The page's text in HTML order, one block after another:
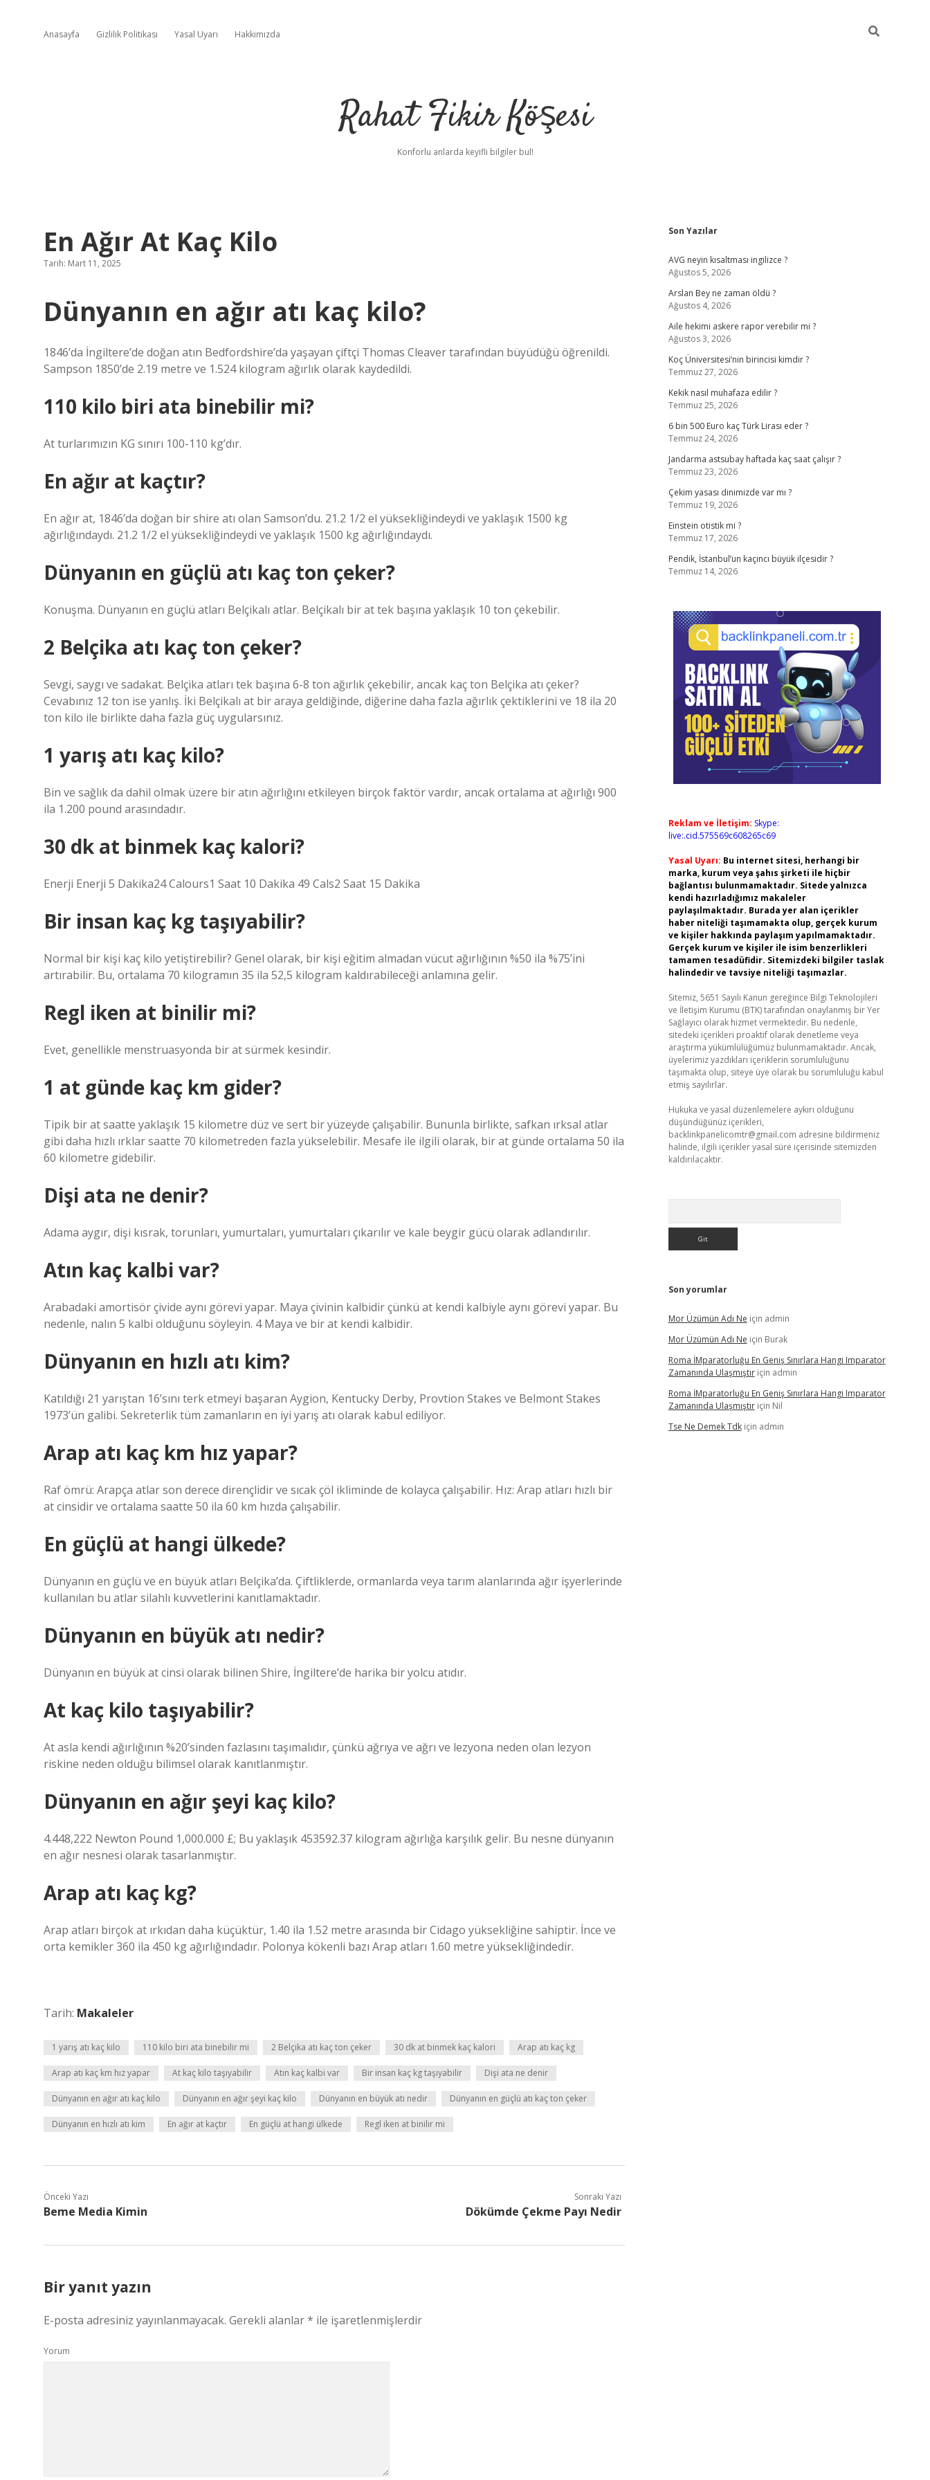
Anasayfa Gizlilik Politikası Yasal Uyarı Hakkımızda
Rahat Fikir Köşesi
Konforlu anlarda keyifli bilgiler bul!
En Ağır At Kaç Kilo
Tarih: Mart 11, 2025
Dünyanın en ağır atı kaç kilo?
1846’da İngiltere’de doğan atın Bedfordshire’da yaşayan çiftçi Thomas Cleaver tarafından büyüdüğü öğrenildi.
Sampson 1850’de 2.19 metre ve 1.524 kilogram ağırlık olarak kaydedildi.
110 kilo biri ata binebilir mi?
At turlarımızın KG sınırı 100-110 kg’dır.
En ağır at kaçtır?
En ağır at, 1846’da doğan bir shire atı olan Samson’du. 21.2 1/2 el yüksekliğindeydi ve yaklaşık 1500 kg
ağırlığındaydı. 21.2 1/2 el yüksekliğindeydi ve yaklaşık 1500 kg ağırlığındaydı.
Dünyanın en güçlü atı kaç ton çeker?
Konuşma. Dünyanın en güçlü atları Belçikalı atlar. Belçikalı bir at tek başına yaklaşık 10 ton çekebilir.
2 Belçika atı kaç ton çeker?
Sevgi, saygı ve sadakat. Belçika atları tek başına 6-8 ton ağırlık çekebilir, ancak kaç ton Belçika atı çeker?
Cevabınız 12 ton ise yanlış. İki Belçikalı at bir araya geldiğinde, diğerine daha fazla ağırlık çektiklerini ve 18 ila 20
ton kilo ile birlikte daha fazla güç uygularsınız.
1 yarış atı kaç kilo?
Bin ve sağlık da dahil olmak üzere bir atın ağırlığını etkileyen birçok faktör vardır, ancak ortalama at ağırlığı 900
ila 1.200 pound arasındadır.
30 dk at binmek kaç kalori?
Enerji Enerji 5 Dakika24 Calours1 Saat 10 Dakika 49 Cals2 Saat 15 Dakika
Bir insan kaç kg taşıyabilir?
Normal bir kişi kaç kilo yetiştirebilir? Genel olarak, bir kişi eğitim almadan vücut ağırlığının %50 ila %75’ini
artırabilir. Bu, ortalama 70 kilogramın 35 ila 52,5 kilogram kaldırabileceği anlamına gelir.
Regl iken at binilir mi?
Evet, genellikle menstruasyonda bir at sürmek kesindir.
1 at günde kaç km gider?
Tipik bir at saatte yaklaşık 15 kilometre düz ve sert bir yüzeyde çalışabilir. Bununla birlikte, safkan ırksal atlar
gibi daha hızlı ırklar saatte 70 kilometreden fazla yükselebilir. Mesafe ile ilgili olarak, bir at günde ortalama 50 ila
60 kilometre gidebilir.
Dişi ata ne denir?
Adama aygır, dişi kısrak, torunları, yumurtaları, yumurtaları çıkarılır ve kale beygir gücü olarak adlandırılır.
Atın kaç kalbi var?
Arabadaki amortisör çivide aynı görevi yapar. Maya çivinin kalbidir çünkü at kendi kalbiyle aynı görevi yapar. Bu
nedenle, nalın 5 kalbi olduğunu söyleyin. 4 Maya ve bir at kendi kalbidir.
Dünyanın en hızlı atı kim?
Katıldığı 21 yarıştan 16’sını terk etmeyi başaran Aygion, Kentucky Derby, Provtion Stakes ve Belmont Stakes
1973’ün galibi. Sekreterlik tüm zamanların en iyi yarış atı olarak kabul ediliyor.
Arap atı kaç km hız yapar?
Raf ömrü: Arapça atlar son derece dirençlidir ve sıcak çöl ikliminde de kolayca çalışabilir. Hız: Arap atları hızlı bir
at cinsidir ve ortalama saatte 50 ila 60 km hızda çalışabilir.
En güçlü at hangi ülkede?
Dünyanın en güçlü ve en büyük atları Belçika’da. Çiftliklerde, ormanlarda veya tarım alanlarında ağır işyerlerinde
kullanılan bu atlar silahlı kuvvetlerini kanıtlamaktadır.
Dünyanın en büyük atı nedir?
Dünyanın en büyük at cinsi olarak bilinen Shire, İngiltere’de harika bir yolcu atıdır.
At kaç kilo taşıyabilir?
At asla kendi ağırlığının %20’sinden fazlasını taşımalıdır, çünkü ağrıya ve ağrı ve lezyona neden olan lezyon
riskine neden olduğu bilimsel olarak kanıtlanmıştır.
Dünyanın en ağır şeyi kaç kilo?
4.448,222 Newton Pound 1,000.000 £; Bu yaklaşık 453592.37 kilogram ağırlığa karşılık gelir. Bu nesne dünyanın
en ağır nesnesi olarak tasarlanmıştır.
Arap atı kaç kg?
Arap atları birçok at ırkıdan daha küçüktür, 1.40 ila 1.52 metre arasında bir Cidago yüksekliğine sahiptir. İnce ve
orta kemikler 360 ila 450 kg ağırlığındadır. Polonya kökenli bazı Arap atları 1.60 metre yüksekliğindedir.
Tarih: Makaleler
1 yarış atı kaç kilo 110 kilo biri ata binebilir mi 2 Belçika atı kaç ton çeker 30 dk at binmek kaç kalori Arap atı kaç kg
Arap atı kaç km hız yapar At kaç kilo taşıyabilir Atın kaç kalbi var Bir insan kaç kg taşıyabilir Dişi ata ne denir
Dünyanın en ağır atı kaç kilo Dünyanın en ağır şeyi kaç kilo Dünyanın en büyük atı nedir Dünyanın en güçlü atı kaç ton çeker
Dünyanın en hızlı atı kim En ağır at kaçtır En güçlü at hangi ülkede Regl iken at binilir mi
Önceki Yazı
Beme Media Kimin
Sonraki Yazı
Dökümde Çekme Payı Nedir
Bir yanıt yazın
E-posta adresiniz yayınlanmayacak. Gerekli alanlar* ile işaretlenmişlerdir
Yorum
Sidebar
Son Yazılar
AVG neyin kısaltması ingilizce ?
Ağustos 5, 2026
Arslan Bey ne zaman öldü ?
Ağustos 4, 2026
Aile hekimi askere rapor verebilir mi ?
Ağustos 3, 2026
Koç Üniversitesi’nin birincisi kimdir ?
Temmuz 27, 2026
Kekik nasıl muhafaza edilir ?
Temmuz 25, 2026
6 bin 500 Euro kaç Türk Lirası eder ?
Temmuz 24, 2026
Jandarma astsubay haftada kaç saat çalışır ?
Temmuz 23, 2026
Çekim yasası dinimizde var mı ?
Temmuz 19, 2026
Einstein otistik mi ?
Temmuz 17, 2026
Pendik, İstanbul’un kaçıncı büyük ilçesidir ?
Temmuz 14, 2026
Reklam ve İletişim: Skype:
live:.cid.575569c608265c69
Yasal Uyarı: Bu internet sitesi, herhangi bir
marka, kurum veya şahıs şirketi ile hiçbir
bağlantısı bulunmamaktadır. Sitede yalnızca
kendi hazırladığımız makaleler
paylaşılmaktadır. Burada yer alan içerikler
haber niteliği taşımamakta olup, gerçek kurum
ve kişiler hakkında paylaşım yapılmamaktadır.
Gerçek kurum ve kişiler ile isim benzerlikleri
tamamen tesadüfidir. Sitemizdeki bilgiler taslak
halindedir ve tavsiye niteliği taşımazlar.
Sitemiz, 5651 Sayılı Kanun gereğince Bilgi Teknolojileri
ve İletişim Kurumu (BTK) tarafından onaylanmış bir Yer
Sağlayıcı olarak hizmet vermektedir. Bu nedenle,
sitedeki içerikleri proaktif olarak denetleme veya
araştırma yükümlülüğümüz bulunmamaktadır. Ancak,
üyelerimiz yazdıkları içeriklerin sorumluluğunu
taşımakta olup, siteye üye olarak bu sorumluluğu kabul
etmiş sayılırlar.
Hukuka ve yasal düzenlemelere aykırı olduğunu
düşündüğünüz içerikleri,
backlinkpanelicomtr@gmail.com adresine bildirmeniz
halinde, ilgili içerikler yasal süre içerisinde sitemizden
kaldırılacaktır.
Son yorumlar
Mor Üzümün Adı Ne için admin
Mor Üzümün Adı Ne için Burak
Roma İMparatorluğu En Geniş Sınırlara Hangi Imparator
Zamanında Ulaşmıştıriçin admin
Roma İMparatorluğu En Geniş Sınırlara Hangi Imparator
Zamanında Ulaşmıştıriçin Nil
Tse Ne Demek Tdkiçin admin
ilbet yeni giriş